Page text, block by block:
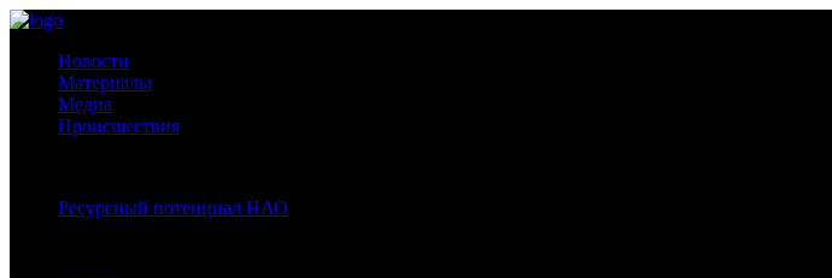
Новости
Материалы
Медиа
Происшествия
Ресурсный потенциал НАО